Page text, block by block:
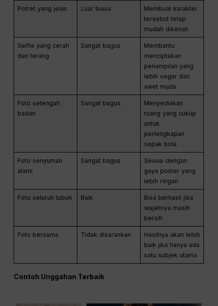
Potret yang jelas Luar biasa
Membuat karakter
tersebut tetap
mudah dikenali
Selfie yang cerah
dan terang
Sangat bagus
Membantu
menciptakan
penampilan yang
lebih segar dan
awet muda
Foto setengah
badan
Sangat bagus
Menyediakan
ruang yang cukup
untuk
perlengkapan
sepak bola
Foto senyuman
alami
Sangat bagus
Sesuai dengan
gaya poster yang
lebih ringan
Foto seluruh tubuh Baik
Bisa berhasil jika
wajahnya masih
bersih
Foto bersama Tidak disarankan
Hasilnya akan lebih
baik jika hanya ada
satu subjek utama
Contoh Unggahan Terbaik